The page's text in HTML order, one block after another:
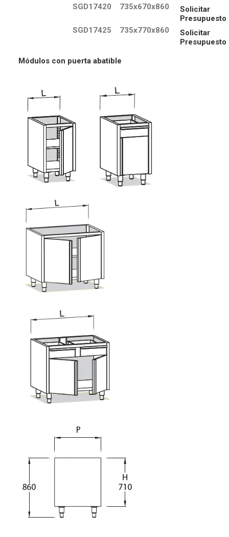
SGD17420
735x670x860
Solicitar
Presupuesto
SGD17425
735x770x860
Solicitar
Presupuesto
Módulos con puerta abatible